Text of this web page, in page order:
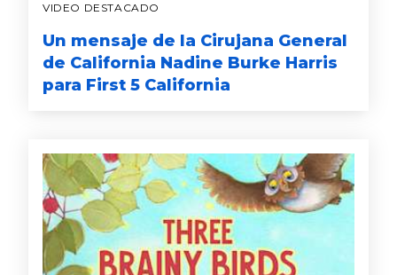
VIDEO DESTACADO
Un mensaje de la Cirujana General
de California Nadine Burke Harris
para First 5 California